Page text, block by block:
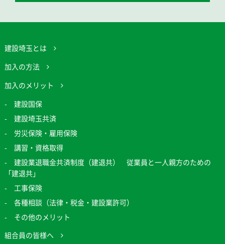
建設埼玉とは
加入の方法
加入のメリット
建設国保
建設埼玉共済
労災保険・雇用保険
講習・資格取得
建設業退職金共済制度（建退共） 従業員と一人親方のための
「建退共」
工事保険
各種相談（法律・税金・建設業許可）
その他のメリット
組合員の皆様へ